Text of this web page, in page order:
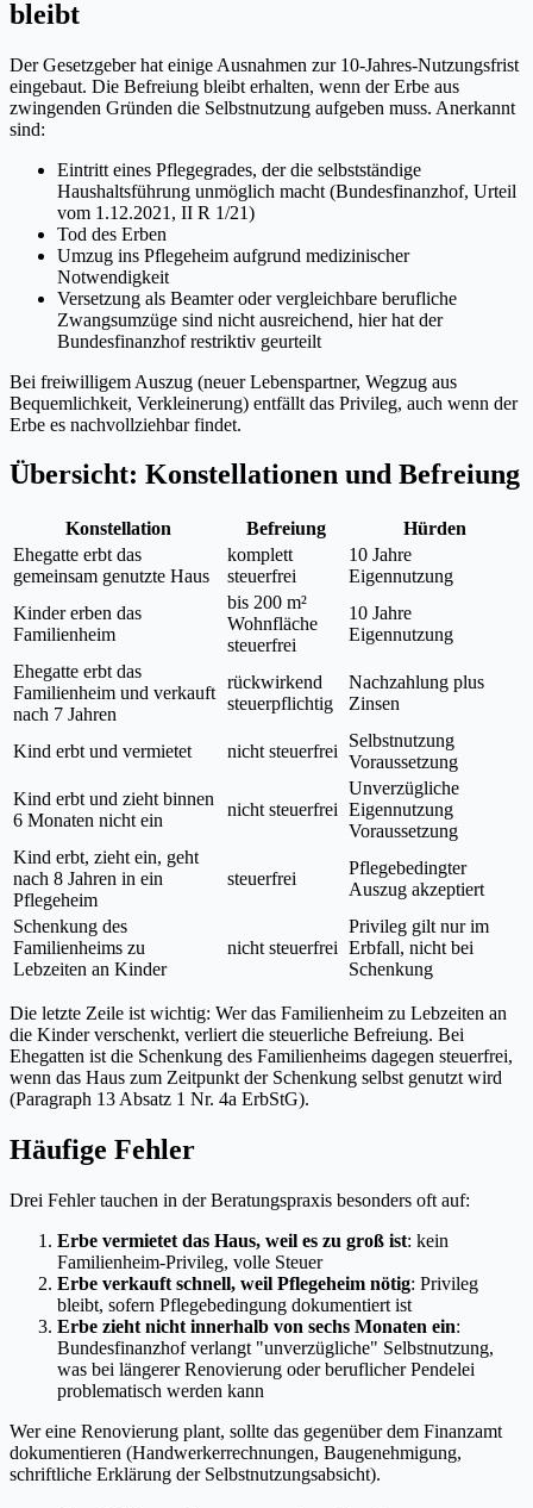
bleibt
Der Gesetzgeber hat einige Ausnahmen zur 10-Jahres-Nutzungsfrist
eingebaut. Die Befreiung bleibt erhalten, wenn der Erbe aus
zwingenden Gründen die Selbstnutzung aufgeben muss. Anerkannt
sind:
Eintritt eines Pflegegrades, der die selbstständige
Haushaltsführung unmöglich macht (Bundesfinanzhof, Urteil
vom 1.12.2021, II R 1/21)
Tod des Erben
Umzug ins Pflegeheim aufgrund medizinischer
Notwendigkeit
Versetzung als Beamter oder vergleichbare berufliche
Zwangsumzüge sind nicht ausreichend, hier hat der
Bundesfinanzhof restriktiv geurteilt
Bei freiwilligem Auszug (neuer Lebenspartner, Wegzug aus
Bequemlichkeit, Verkleinerung) entfällt das Privileg, auch wenn der
Erbe es nachvollziehbar findet.
Übersicht: Konstellationen und Befreiung
Konstellation Befreiung
Hürden
Ehegatte erbt das
gemeinsam genutzte Haus
komplett
steuerfrei
10 Jahre
Eigennutzung
Kinder erben das
Familienheim
bis 200 m²
Wohnfläche
steuerfrei
10 Jahre
Eigennutzung
Ehegatte erbt das
Familienheim und verkauft
nach 7 Jahren
rückwirkend
steuerpflichtig
Nachzahlung plus
Zinsen
Kind erbt und vermietet nicht steuerfrei
Selbstnutzung
Voraussetzung
Kind erbt und zieht binnen
6 Monaten nicht ein
nicht steuerfrei
Unverzügliche
Eigennutzung
Voraussetzung
Kind erbt, zieht ein, geht
nach 8 Jahren in ein
Pflegeheim
steuerfrei
Pflegebedingter
Auszug akzeptiert
Schenkung des
Familienheims zu
Lebzeiten an Kinder
nicht steuerfrei
Privileg gilt nur im
Erbfall, nicht bei
Schenkung
Die letzte Zeile ist wichtig: Wer das Familienheim zu Lebzeiten an
die Kinder verschenkt, verliert die steuerliche Befreiung. Bei
Ehegatten ist die Schenkung des Familienheims dagegen steuerfrei,
wenn das Haus zum Zeitpunkt der Schenkung selbst genutzt wird
(Paragraph 13 Absatz 1 Nr. 4a ErbStG).
Häufige Fehler
Drei Fehler tauchen in der Beratungspraxis besonders oft auf:
Erbe vermietet das Haus, weil es zu groß ist: kein
Familienheim-Privileg, volle Steuer
Erbe verkauft schnell, weil Pflegeheim nötig: Privileg
bleibt, sofern Pflegebedingung dokumentiert ist
Erbe zieht nicht innerhalb von sechs Monaten ein:
Bundesfinanzhof verlangt "unverzügliche" Selbstnutzung,
was bei längerer Renovierung oder beruflicher Pendelei
problematisch werden kann
Wer eine Renovierung plant, sollte das gegenüber dem Finanzamt
dokumentieren (Handwerkerrechnungen, Baugenehmigung,
schriftliche Erklärung der Selbstnutzungsabsicht).